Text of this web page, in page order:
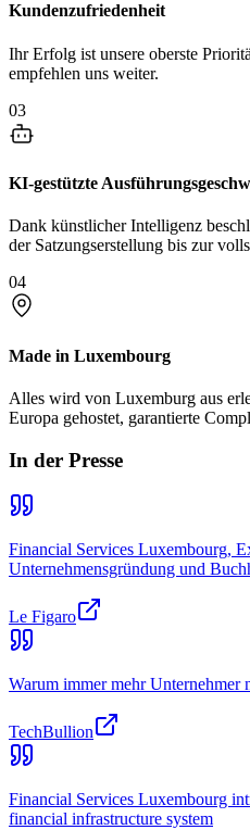
Kundenzufriedenheit
Ihr Erfolg ist unsere oberste
empfehlen uns weiter.
03
KI-gestützte
Dank künstlicher Intelligenz
der Satzungserstellung bis zur
04
Made in Luxembourg
Alles wird von Luxemburg aus
Europa gehostet, garantierte
In der Presse
Financial Services Luxembourg,
Unternehmensgründung und
Le Figaro
Warum immer mehr Unternehmer
TechBullion
Financial Services Luxembourg
financial infrastructure system